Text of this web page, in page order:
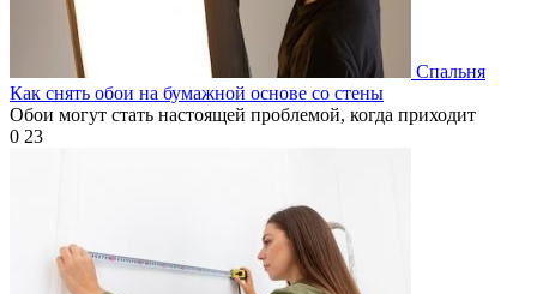
Спальня
Как снять обои на бумажной основе со стены
Обои могут стать настоящей проблемой, когда приходит
0 23